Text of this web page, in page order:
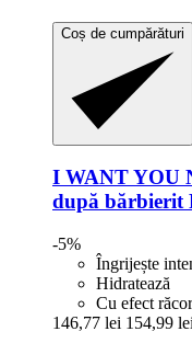
Coș de cumpărături
I WANT YOU
după bărbierit
-5%
Îngrijește
Hidratează
Cu efect
146,77 lei 154,99 lei